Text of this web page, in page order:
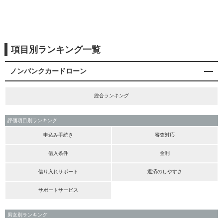
項目別ランキング一覧
ノンバンクカードローン
総合ランキング
評価項目別ランキング
申込み手続き 審査対応
借入条件 金利
借り入れサポート 返済のしやすさ
サポートサービス
男女別ランキング